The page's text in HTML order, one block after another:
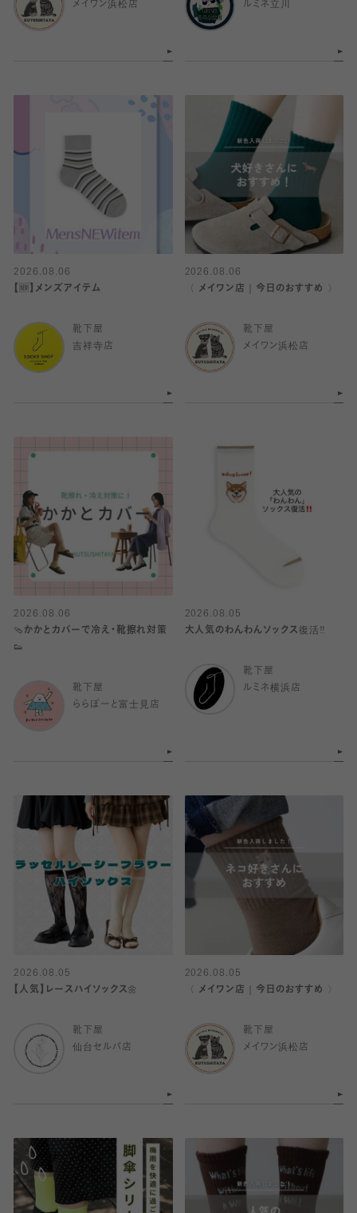
メイワン浜松店
ルミネ立川
2026.08.06
【🆕】メンズアイテム
靴下屋
吉祥寺店
2026.08.06
〈 メイワン店｜今日のおすすめ 〉
靴下屋
メイワン浜松店
2026.08.06
🩴かかとカバーで冷え・靴擦れ対策
👟
靴下屋
ららぽーと富士見店
2026.08.05
大人気のわんわんソックス復活‼️
靴下屋
ルミネ横浜店
2026.08.05
【人気】レースハイソックス🌼
靴下屋
仙台セルバ店
2026.08.05
〈 メイワン店｜今日のおすすめ 〉
靴下屋
メイワン浜松店